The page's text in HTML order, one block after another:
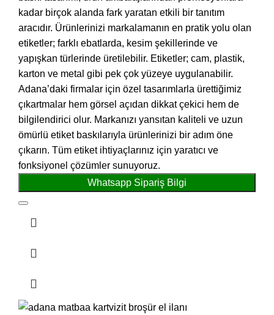
kadar birçok alanda fark yaratan etkili bir tanıtım
aracıdır. Ürünlerinizi markalamanın en pratik yolu olan
etiketler; farklı ebatlarda, kesim şekillerinde ve
yapışkan türlerinde üretilebilir. Etiketler; cam, plastik,
karton ve metal gibi pek çok yüzeye uygulanabilir.
Adana’daki firmalar için özel tasarımlarla ürettiğimiz
çıkartmalar hem görsel açıdan dikkat çekici hem de
bilgilendirici olur. Markanızı yansıtan kaliteli ve uzun
ömürlü etiket baskılarıyla ürünlerinizi bir adım öne
çıkarın. Tüm etiket ihtiyaçlarınız için yaratıcı ve
fonksiyonel çözümler sunuyoruz.
Whatsapp Sipariş Bilgi